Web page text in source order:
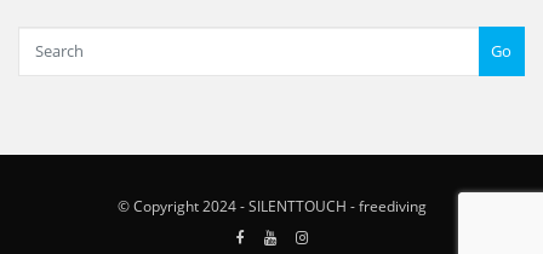
Go
© Copyright 2024 - SILENTTOUCH - freediving